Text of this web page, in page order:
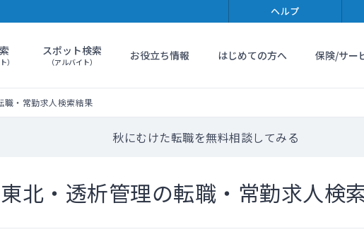
ヘルプ
）
スポット検索
（アルバイト） お役立ち情報 はじめての方へ 保険/サー
職・常勤求人検索結果
秋にむけた転職を無料相談してみる
東北・透析管理の転職・常勤求人検